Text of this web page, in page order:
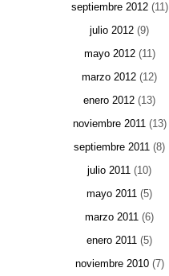
septiembre 2012(11)
julio 2012 (9)
mayo 2012(11)
marzo 2012 (12)
enero 2012 (13)
noviembre 2011(13)
septiembre 2011 (8)
julio 2011 (10)
mayo 2011 (5)
marzo 2011 (6)
enero 2011 (5)
noviembre 2010(7)